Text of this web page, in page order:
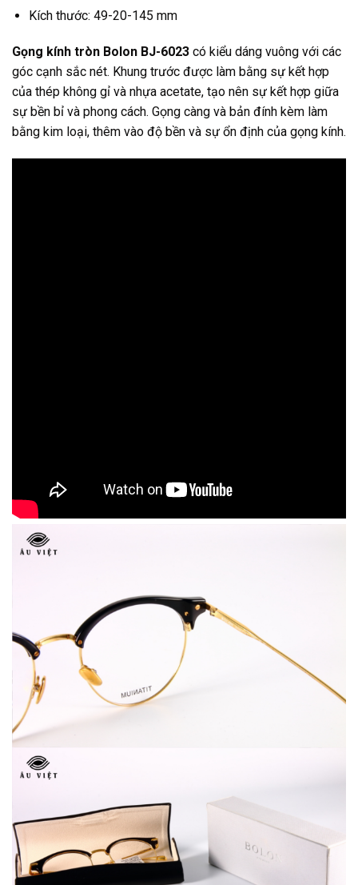
Kích thước: 49-20-145 mm
Gọng kính tròn Bolon BJ-6023 có kiểu dáng vuông với các
góc cạnh sắc nét. Khung trước được làm bằng sự kết hợp
của thép không gỉ và nhựa acetate, tạo nên sự kết hợp giữa
sự bền bỉ và phong cách. Gọng càng và bản đính kèm làm
bằng kim loại, thêm vào độ bền và sự ổn định của gọng kính.